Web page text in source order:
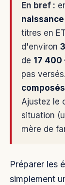
En bref :
naissance
titres en
d'environ
de 17
pas
composés
Ajustez le
situation
mère de
Préparer les
simplement